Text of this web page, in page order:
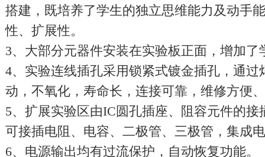
搭建，既培养了学生的独立思维能力及动手
性、扩展性。
3、大部分元器件安装在实验板正面，增加了
4、实验连线插孔采用锁紧式镀金插孔，通
动，不氧化，寿命长，连接可靠，维修方便
5、扩展实验区由IC圆孔插座、阻容元件的
可接插电阻、电容、二极管、三极管，集成
6、电源输出均有过流保护，自动恢复功能。